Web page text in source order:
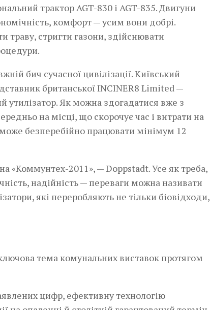
трактор AGT-830 і AGT-835. Двигуни
комфорт — усим вони добрі.
траву, стригти газони, здійснювати
бич сучасної цивілізації. Київський
британської INCINER8 Limited —
утилізатор. Як можна здогадатися вже з
на місці, що скорочує час і витрати на
безперебійно працювати мінімум 12
«Коммунтех-2011», — Doppstadt. Усе як треба,
надійність — переваги можна називати
які перероб­ляють не тільки біовідходи,
тема комунальних виставок протягом
цифр, ефективну технологію